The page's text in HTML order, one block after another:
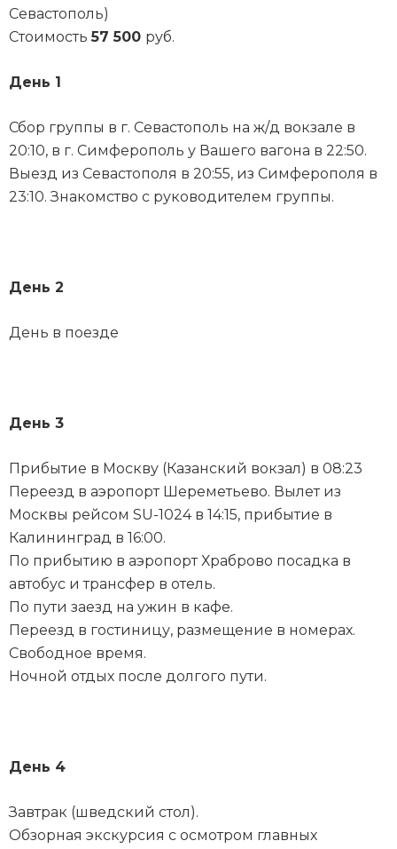
Севастополь)
Стоимость57 500 руб.
День 1
Сбор группы в г. Севастополь на ж/д вокзале в
20:10, в г. Симферополь у Вашего вагона в 22:50.
Выезд из Севастополя в 20:55, из Симферополя в
23:10. Знакомство с руководителем группы.
День 2
День в поезде
День 3
Прибытие в Москву (Казанский вокзал) в 08:23
Переезд в аэропорт Шереметьево. Вылет из
Москвы рейсом SU-1024 в 14:15, прибытие в
Калининград в 16:00.
По прибытию в аэропорт Храброво посадка в
автобус и трансфер в отель.
По пути заезд на ужин в кафе.
Переезд в гостиницу, размещение в номерах.
Свободное время.
Ночной отдых после долгого пути.
День 4
Завтрак (шведский стол).
Обзорная экскурсия с осмотром главных